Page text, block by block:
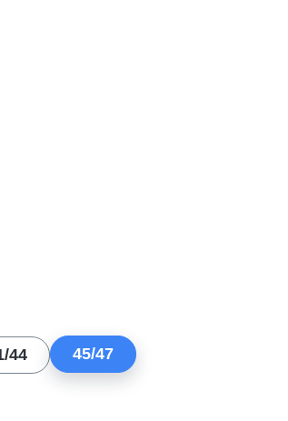
44 45/47